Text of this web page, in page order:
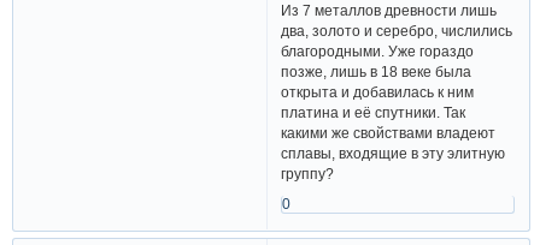
Из 7 металлов древности лишь
два, золото и серебро, числились
благородными. Уже гораздо
позже, лишь в 18 веке была
открыта и добавилась к ним
платина и её спутники. Так
какими же свойствами владеют
сплавы, входящие в эту элитную
группу?
0